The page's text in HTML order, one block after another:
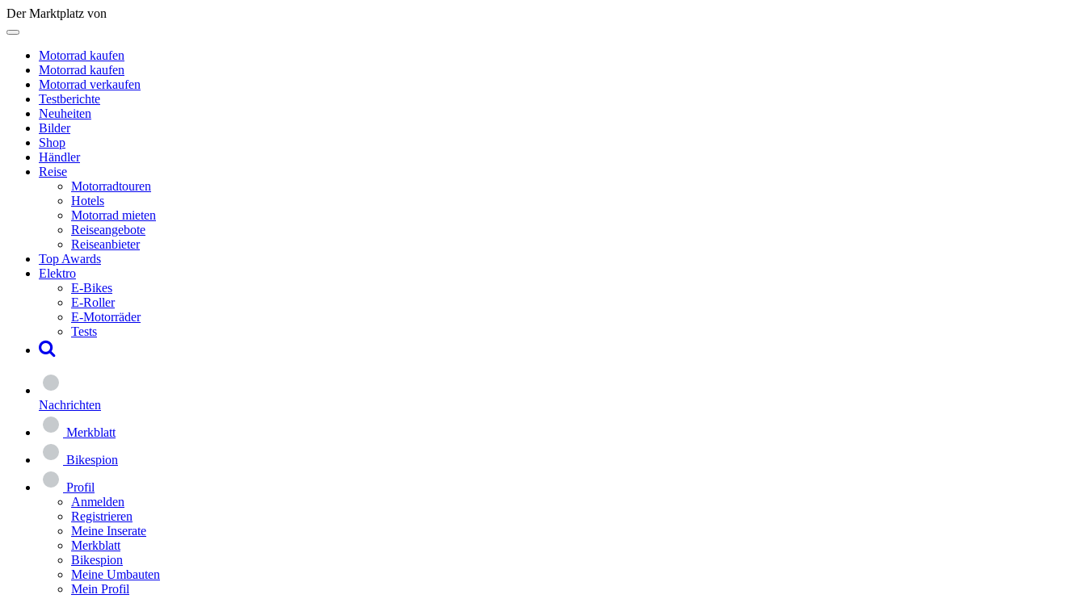
Der Marktplatz von
Motorrad kaufen
Motorrad kaufen
Motorrad verkaufen
Testberichte
Neuheiten
Bilder
Shop
Händler
Reise
Motorradtouren
Hotels
Motorrad mieten
Reiseangebote
Reiseanbieter
Top Awards
Elektro
E-Bikes
E-Roller
E-Motorräder
Tests
Nachrichten
Merkblatt
Bikespion
Profil
Anmelden
Registrieren
Meine Inserate
Merkblatt
Bikespion
Meine Umbauten
Mein Profil